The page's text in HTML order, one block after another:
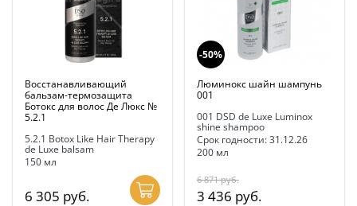
Восстанавливающий
бальзам-термозащита
Ботокс для волос Де Люкс №
5.2.1
5.2.1 Botox Like Hair Therapy
de Luxe balsam
150 мл
6 305 руб.
-50%
Люминокс шайн шампунь
001
001 DSD de Luxe Luminox
shine shampoo
Срок годности: 31.12.26
200 мл
6 871руб.
3 436 руб.